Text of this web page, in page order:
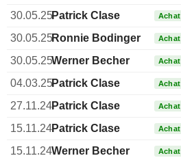
30.05.25Patrick Clase Achat
30.05.25Ronnie Bodinger Achat
30.05.25Werner Becher Achat
04.03.25Patrick Clase Achat
27.11.24Patrick Clase Achat
15.11.24Patrick Clase Achat
15.11.24Werner Becher Achat